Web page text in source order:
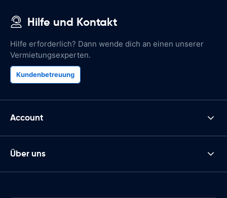
Hilfe und Kontakt
Hilfe erforderlich? Dann wende dich an einen unserer
Vermietungsexperten.
Kundenbetreuung
Account
Über uns